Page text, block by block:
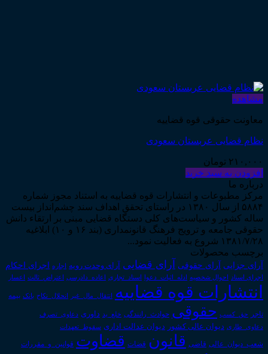
مشاهده
معاونت حقوقی قوه قضاییه
نظام قضایی عربستان سعودی
۲۱۰,۰۰۰ تومان
افزودن به سبد خرید
درباره ما
مرکز مطبوعات و انتشارات قوه قضاییه به استناد مجوز شماره
۵۸۸۴ از سال ۱۳۸۰ در راستای تحقق اهداف سند چشم‌انداز بیست
ساله کشور و سیاست‌های کلی دستگاه قضایی مبنی بر ارتقاء دانش
حقوقی جامعه و ترویج فرهنگ قانونمداری (بند ۱۶ و ۱۰) ابلاغیه
۱۳۸۱/۷/۲۸ شروع به فعالیت نمود...
برچسب محصولات
آرای جزایی آرای حقوقی آرای قضایی آرای وحدت رویه اجاره اجرای احکام
اجرای اسناد احوال شخصیه ادله_اثبات_دعوا اسناد_تجاری اعاده_دادرسی اعتراض_ثالث اعسار
انتشارات قوه قضاییه انتقال_مال_غیر انحلال_نکاح بانک بیمه
تاجر حق_کسب حقوقی حوادث_رانندگی خلع_ید داوری دعاوی_تصرف
دعاوی_طاری دیوان عالی کشور دیوان عدالت اداری سقوط_تعهدات
شعب_دیوان_عالی قاضی قانون قضات قضاوت قوانین_و_مقررات